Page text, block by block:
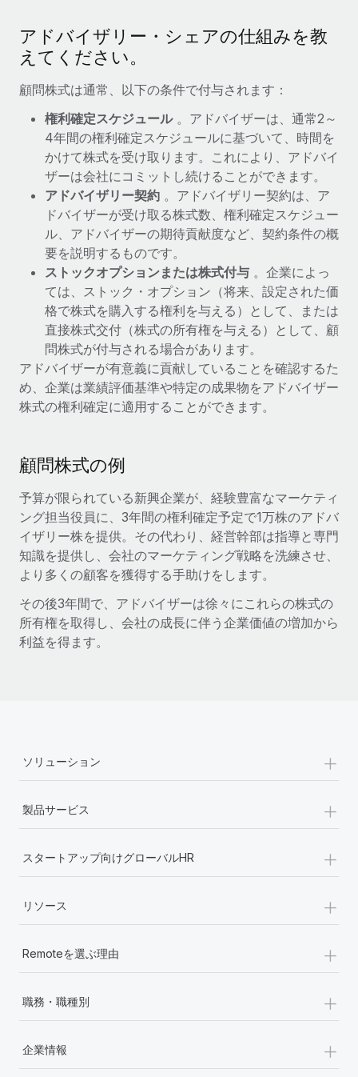
サービス
専門家に相談
バックグラウンドチェック
候補者の選考プロセスをシンプルに
Compliance Watchtower
コンプライアンスリスクを先回りして対応
デバイス管理
ITデバイスを世界規模で提供・管理
法人設立
法令順守した法人をスピーディに設立
移住・転勤
従業員の異動をスムーズに
福利厚生
従業員の福利厚生を簡単に管理
Remote Build 近日リリース予定
統合とAI自動化に関するコンサルティング
活用事例
給与・人材情報
情報センター
サポートを依頼する
すべてのリソースを表示する
ブログ
グローバル給与処理
EORおよびPEO
契約社員管理
税務
ブログを読む
ブログ
プラス）
Remoteの使命は、世界のどこにいても、あらゆる規模の企業が
業務に最適な人材を採用し、管理し、給与を支給できるようにす
ることです。この数週間で、新しい統合、機能、改良点をリリー
スしました。...
詳細を見る
給与詐欺：種類、事例、ビジネスを守る方法
アドバイザリー・シェアの仕組みを教
えてください。
顧問株式は通常、以下の条件で付与されます：
権利確定スケジュール。アドバイザーは、通常2～
4年間の権利確定スケジュールに基づいて、時間を
かけて株式を受け取ります。これにより、アドバイ
ザーは会社にコミットし続けることができます。
アドバイザリー契約 。アドバイザリー契約は、ア
ドバイザーが受け取る株式数、権利確定スケジュー
ル、アドバイザーの期待貢献度など、契約条件の概
要を説明するものです。
ストックオプションまたは株式付与 。企業によっ
ては、ストック・オプション（将来、設定された価
格で株式を購入する権利を与える）として、または
直接株式交付（株式の所有権を与える）として、顧
問株式が付与される場合があります。
アドバイザーが有意義に貢献していることを確認するた
め、企業は業績評価基準や特定の成果物をアドバイザー
株式の権利確定に適用することができます。
顧問株式の例
予算が限られている新興企業が、経験豊富なマーケティ
ング担当役員に、3年間の権利確定予定で1万株のアドバ
イザリー株を提供。その代わり、経営幹部は指導と専門
知識を提供し、会社のマーケティング戦略を洗練させ、
より多くの顧客を獲得する手助けをします。
その後3年間で、アドバイザーは徐々にこれらの株式の
所有権を取得し、会社の成長に伴う企業価値の増加から
利益を得ます。
ソリューション +
製品サービス +
スタートアップ向けグローバルHR +
リソース +
Remoteを選ぶ理由 +
職務・職種別 +
企業情報 +